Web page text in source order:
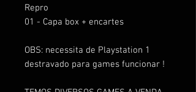
Repro
01 - Capa box + encartes
OBS: necessita de Playstation 1
destravado para games funcionar !